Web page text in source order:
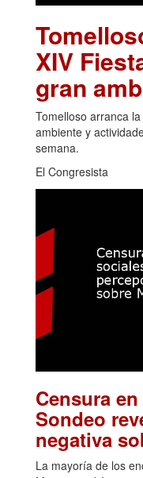
XIV
gran
Tomelloso arranca
ambiente y
semana.
El Congresista
Censura
Sondeo
negativa
La mayoría de los